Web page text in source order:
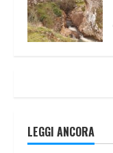
LEGGI ANCORA